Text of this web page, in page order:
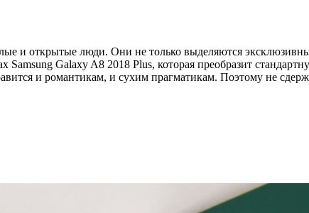
и открытые люди. Они не только выделяются
Galaxy A8 2018 Plus, которая преобразит
и романтикам, и сухим прагматикам. Поэтому не